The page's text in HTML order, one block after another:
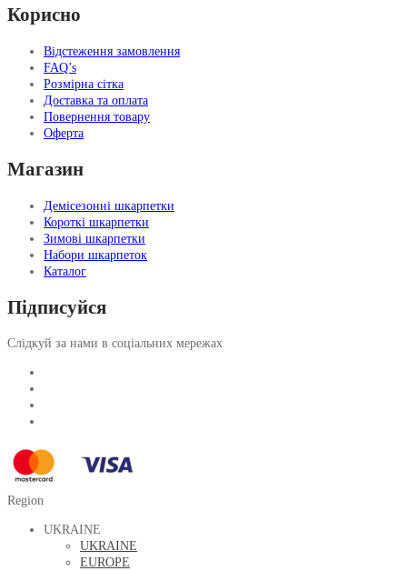
Корисно
Відстеження замовлення
FAQ’s
Розмірна сітка
Доставка та оплата
Повернення товару
Оферта
Магазин
Демісезонні шкарпетки
Короткі шкарпетки
Зимові шкарпетки
Набори шкарпеток
Каталог
Підписуйся
Слідкуй за нами в соціальних мережах
Region
UKRAINE
UKRAINE
EUROPE